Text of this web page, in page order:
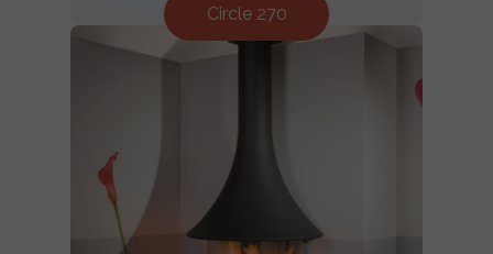
Circle 270